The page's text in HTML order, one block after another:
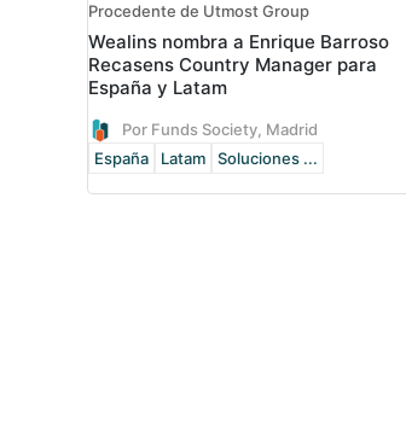
Procedente de Utmost Group
Wealins nombra a Enrique Barroso
Recasens Country Manager para
España y Latam
Por Funds Society, Madrid
España
Latam Soluciones ...